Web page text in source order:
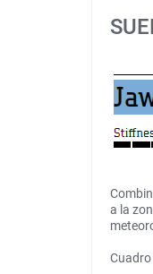
a la